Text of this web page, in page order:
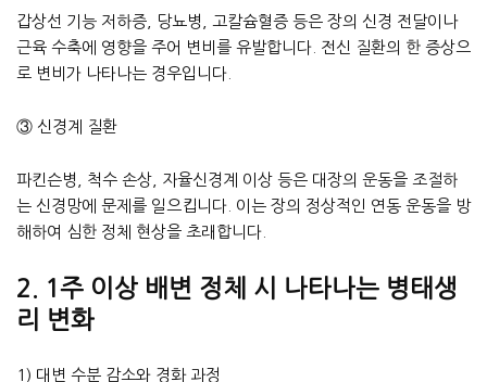
갑상선 기능 저하증, 당뇨병, 고칼슘혈증 등은 장의 신경 전달이나
근육 수축에 영향을 주어 변비를 유발합니다. 전신 질환의 한 증상으
로 변비가 나타나는 경우입니다.
③ 신경계 질환
파킨슨병, 척수 손상, 자율신경계 이상 등은 대장의 운동을 조절하
는 신경망에 문제를 일으킵니다. 이는 장의 정상적인 연동 운동을 방
해하여 심한 정체 현상을 초래합니다.
2. 1주 이상 배변 정체 시 나타나는 병태생
리 변화
1) 대변 수분 감소와 경화 과정